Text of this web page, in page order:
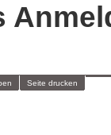
Seite drucken